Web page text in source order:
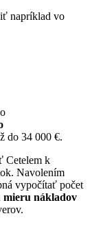
napríklad vo
do 34 000 €.
Cetelem k
Navolením
vypočítať počet
mieru nákladov